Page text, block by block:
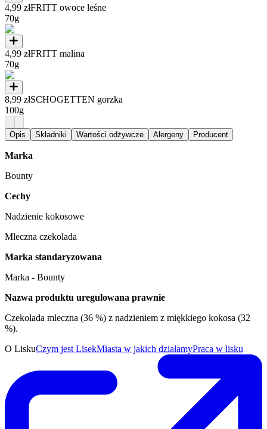
4,99 złFRITT owoce leśne
70g
4,99 złFRITT malina
70g
8,99 złSCHOGETTEN gorzka
100g
Opis Składniki Wartości odżywcze Alergeny Producent
Marka
Bounty
Cechy
Nadzienie kokosowe
Mleczna czekolada
Marka standaryzowana
Marka - Bounty
Nazwa produktu uregulowana prawnie
Czekolada mleczna (36 %) z nadzieniem z miękkiego kokosa (32
%).
O LiskuCzym jest LisekMiasta w jakich działamyPraca w lisku